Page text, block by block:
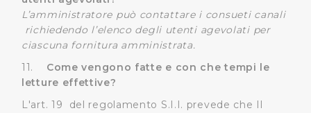
L’amministratore può contattare i consueti canali
richiedendo l’elenco degli utenti agevolati per
ciascuna fornitura amministrata.
11. Come vengono fatte e con che tempi le
letture effettive?
L'art. 19 del regolamento S.I.I. prevede che Il